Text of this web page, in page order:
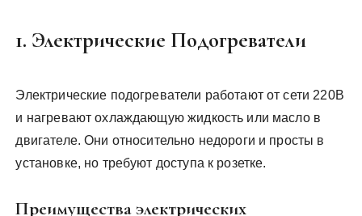
1. Электрические Подогреватели
Электрические подогреватели работают от сети 220В
и нагревают охлаждающую жидкость или масло в
двигателе. Они относительно недороги и просты в
установке, но требуют доступа к розетке.
Преимущества электрических